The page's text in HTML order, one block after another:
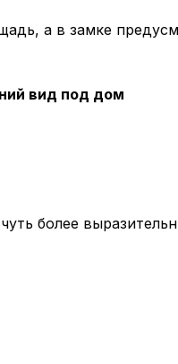
а в замке
вид под дом
более